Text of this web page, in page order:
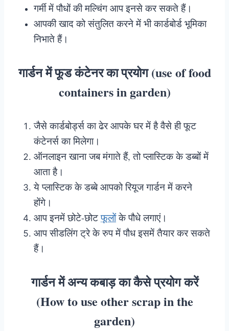
गर्मी में पौधों की मल्चिंग आप इनसे कर सकते हैं।
आपकी खाद को संतुलित करने में भी कार्डबोर्ड भूमिका
निभाते हैं।
गार्डन में फूड कंटेनर का प्रयोग (use of food
containers in garden)
जैसे कार्डबोर्ड्स का ढेर आपके घर में है वैसे ही फूट
कंटेनर्स का मिलेगा।
ऑनलाइन खाना जब मंगाते हैं, तो प्लास्टिक के डब्बों में
आता है।
ये प्लास्टिक के डब्बे आपको रियूज गार्डन में करने
होंगे।
आप इनमें छोटे-छोटफूलोंके पौधे लगाएं।
आप सीडलिंग ट्रे के रुप में पौध इसमें तैयार कर सकते
हैं।
गार्डन में अन्य कबाड़ का कैसे प्रयोग करें
(How to use other scrap in the
garden)